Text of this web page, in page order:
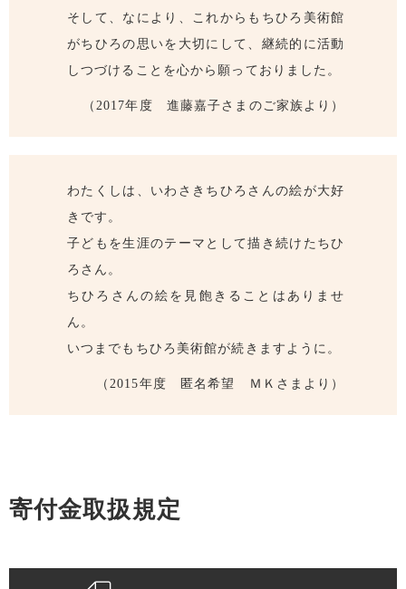
そして、なにより、これからもちひろ美術館
がちひろの思いを大切にして、継続的に活動
しつづけることを心から願っておりました。
（2017年度 進藤嘉子さまのご家族より）
わたくしは、いわさきちひろさんの絵が大好
きです。
子どもを生涯のテーマとして描き続けたちひ
ろさん。
ちひろさんの絵を見飽きることはありませ
ん。
いつまでもちひろ美術館が続きますように。
（2015年度 匿名希望 ＭＫさまより）
寄付金取扱規定